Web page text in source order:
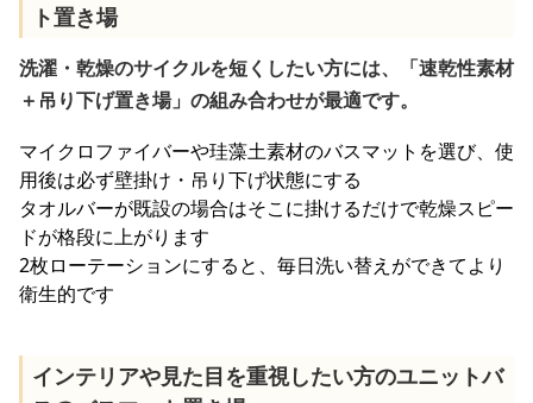
ト置き場
洗濯・乾燥のサイクルを短くしたい方には、「速乾性素材
＋吊り下げ置き場」の組み合わせが最適です。
マイクロファイバーや珪藻土素材のバスマットを選び、使
用後は必ず壁掛け・吊り下げ状態にする
タオルバーが既設の場合はそこに掛けるだけで乾燥スピー
ドが格段に上がります
2枚ローテーションにすると、毎日洗い替えができてより
衛生的です
インテリアや見た目を重視したい方のユニットバ